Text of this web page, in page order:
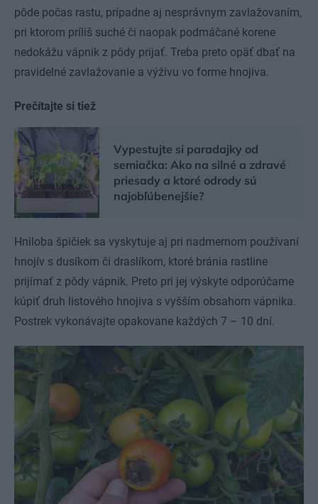
pôde počas rastu, prípadne aj nesprávnym zavlažovaním,
pri ktorom príliš suché či naopak podmáčané korene
nedokážu vápnik z pôdy prijať. Treba preto opäť dbať na
pravidelné zavlažovanie a výživu vo forme hnojiva.
Prečítajte si tiež
Vypestujte si paradajky od
semiačka: Ako na silné a zdravé
priesady a ktoré odrody sú
najobľúbenejšie?
Hniloba špičiek sa vyskytuje aj pri nadmernom používaní
hnojív s dusíkom či draslíkom, ktoré bránia rastline
prijímať z pôdy vápnik. Preto pri jej výskyte odporúčame
kúpiť druh listového hnojiva s vyšším obsahom vápnika.
Postrek vykonávajte opakovane každých 7 – 10 dní.